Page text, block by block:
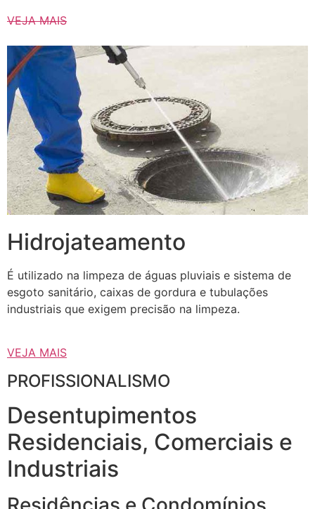
VEJA MAIS
Hidrojateamento
É utilizado na limpeza de águas pluviais e sistema de
esgoto sanitário, caixas de gordura e tubulações
industriais que exigem precisão na limpeza.
VEJA MAIS
PROFISSIONALISMO
Desentupimentos
Residenciais, Comerciais e
Industriais